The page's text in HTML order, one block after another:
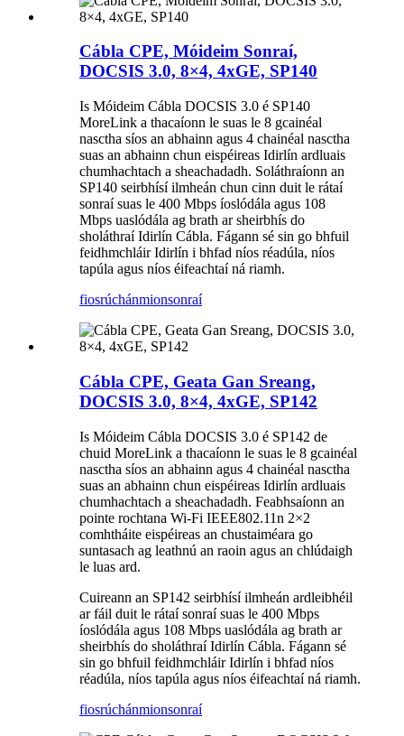
Cábla CPE, Móideim Sonraí,
DOCSIS 3.0, 8×4, 4xGE, SP140
Is Móideim Cábla DOCSIS 3.0 é SP140
MoreLink a thacaíonn le suas le 8 gcainéal
nasctha síos an abhainn agus 4 chainéal nasctha
suas an abhainn chun eispéireas Idirlín ardluais
chumhachtach a sheachadadh. Soláthraíonn an
SP140 seirbhísí ilmheán chun cinn duit le rátaí
sonraí suas le 400 Mbps íoslódála agus 108
Mbps uaslódála ag brath ar sheirbhís do
sholáthraí Idirlín Cábla. Fágann sé sin go bhfuil
feidhmchláir Idirlín i bhfad níos réadúla, níos
tapúla agus níos éifeachtaí ná riamh.
fiosrúchánmionsonraí
Cábla CPE, Geata Gan Sreang,
DOCSIS 3.0, 8×4, 4xGE, SP142
Is Móideim Cábla DOCSIS 3.0 é SP142 de
chuid MoreLink a thacaíonn le suas le 8 gcainéal
nasctha síos an abhainn agus 4 chainéal nasctha
suas an abhainn chun eispéireas Idirlín ardluais
chumhachtach a sheachadadh. Feabhsaíonn an
pointe rochtana Wi-Fi IEEE802.11n 2×2
comhtháite eispéireas an chustaiméara go
suntasach ag leathnú an raoin agus an chlúdaigh
le luas ard.
Cuireann an SP142 seirbhísí ilmheán ardleibhéil
ar fáil duit le rátaí sonraí suas le 400 Mbps
íoslódála agus 108 Mbps uaslódála ag brath ar
sheirbhís do sholáthraí Idirlín Cábla. Fágann sé
sin go bhfuil feidhmchláir Idirlín i bhfad níos
réadúla, níos tapúla agus níos éifeachtaí ná riamh.
fiosrúchánmionsonraí